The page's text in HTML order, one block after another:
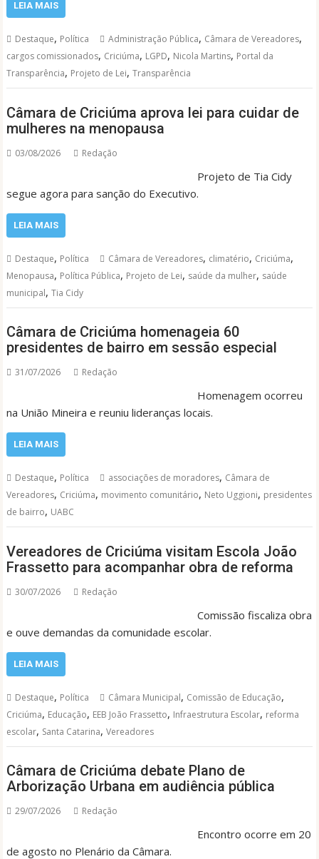
LEIA MAIS
Destaque, Política Administração Pública, Câmara de Vereadores,
cargos comissionados, Criciúma, LGPD, Nicola Martins, Portal da
Transparência, Projeto de Lei,Transparência
Câmara de Criciúma aprova lei para cuidar de
mulheres na menopausa
03/08/2026 Redação
Projeto de Tia Cidy
segue agora para sanção do Executivo.
LEIA MAIS
Destaque, Política Câmara de Vereadores, climatério, Criciúma,
Menopausa, Política Pública, Projeto de Lei, saúde da mulher, saúde
municipal,Tia Cidy
Câmara de Criciúma homenageia 60
presidentes de bairro em sessão especial
31/07/2026 Redação
Homenagem ocorreu
na União Mineira e reuniu lideranças locais.
LEIA MAIS
Destaque, Política associações de moradores, Câmara de
Vereadores, Criciúma, movimento comunitário, Neto Uggioni, presidentes
de bairro, UABC
Vereadores de Criciúma visitam Escola João
Frassetto para acompanhar obra de reforma
30/07/2026 Redação
Comissão fiscaliza obra
e ouve demandas da comunidade escolar.
LEIA MAIS
Destaque, Política Câmara Municipal, Comissão de Educação,
Criciúma, Educação, EEB João Frassetto, Infraestrutura Escolar, reforma
escolar, Santa Catarina,Vereadores
Câmara de Criciúma debate Plano de
Arborização Urbana em audiência pública
29/07/2026 Redação
Encontro ocorre em 20
de agosto no Plenário da Câmara.